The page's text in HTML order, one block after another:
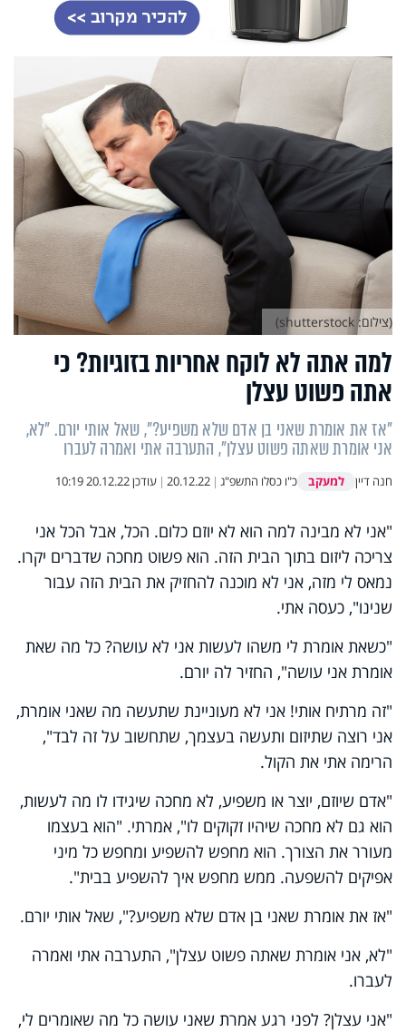
למה אתה לא לוקח אחריות בזוגיות? כי
אתה פשוט עצלן
"אז את אומרת שאני בן אדם שלא משפיע?", שאל אותי יורם. "לא,
אני אומרת שאתה פשוט עצלן", התערבה אתי ואמרה לעברו
חנה דיין למעקב כ"ו כסלו התשפ"ג |
20.12.22
| עודכן20.12.22 10:19
(צילום: shutterstock)
"אני לא מבינה למה הוא לא יוזם כלום. הכל, אבל הכל אני
צריכה ליזום בתוך הבית הזה. הוא פשוט מחכה שדברים יקרו.
נמאס לי מזה, אני לא מוכנה להחזיק את הבית הזה עבור
שנינו", כעסה אתי.
"כשאת אומרת לי משהו לעשות אני לא עושה? כל מה שאת
אומרת אני עושה", החזיר לה יורם.
"זה מרתיח אותי! אני לא מעוניינת שתעשה מה שאני אומרת,
אני רוצה שתיזום ותעשה בעצמך, שתחשוב על זה לבד",
הרימה אתי את הקול.
"אדם שיוזם, יוצר או משפיע, לא מחכה שיגידו לו מה לעשות,
הוא גם לא מחכה שיהיו זקוקים לו", אמרתי. "הוא בעצמו
מעורר את הצורך. הוא מחפש להשפיע ומחפש כל מיני
אפיקים להשפעה. ממש מחפש איך להשפיע בבית".
"אז את אומרת שאני בן אדם שלא משפיע?", שאל אותי יורם.
"לא, אני אומרת שאתה פשוט עצלן", התערבה אתי ואמרה
לעברו.
"אני עצלן? לפני רגע אמרת שאני עושה כל מה שאומרים לי,